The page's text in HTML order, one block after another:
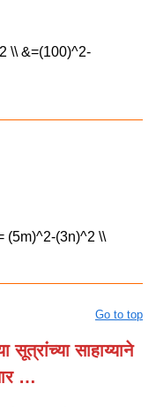
\\ &=(100)^2-
(5m)^2-(3n)^2 \\
Go to top
साहाय्याने
…